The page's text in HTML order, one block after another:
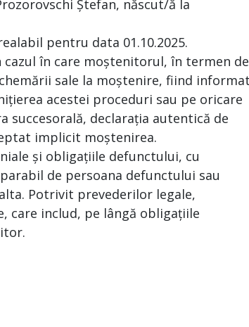
Ștefan, născut/ă la
pentru data 01.10.2025.
cazul în care moștenitorul, în termen de
sale la moștenire, fiind informat
acestei proceduri sau pe oricare
succesorală, declarația autentică de
implicit moștenirea.
și obligațiile defunctului, cu
de persoana defunctului sau
Potrivit prevederilor legale,
care includ, pe lângă obligațiile